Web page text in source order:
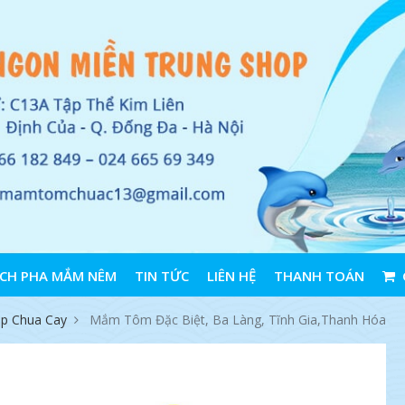
PHA MẮM NÊM TIN TỨC LIÊN HỆ THANH TOÁN
Chua Cay Mắm Tôm Đặc Biệt, Ba Làng, Tĩnh Gia,Thanh Hóa